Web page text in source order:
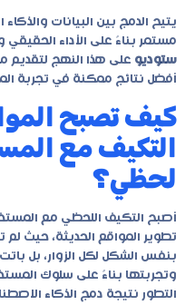
يتيح الدمج بين البيانات
مستمر بناءً على الأداء
ستوديو على هذا النهج لتقديم
أفضل نتائج ممكنة في تجربة
كيف تصبح
التكيف مع
لحظي؟
أصبح التكيف اللحظي مع
تطوير المواقع الحديثة، حيث لم
بنفس الشكل لكل الزوار، بل
وتجربتها بناءً على سلوك
التطور نتيجة دمج الذكاء